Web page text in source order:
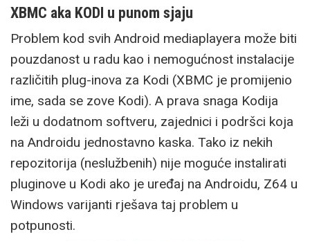
XBMC aka KODI u punom sjaju
Problem kod svih Android mediaplayera može biti
pouzdanost u radu kao i nemogućnost instalacije
različitih plug-inova za Kodi (XBMC je promijenio
ime, sada se zove Kodi). A prava snaga Kodija
leži u dodatnom softveru, zajednici i podršci koja
na Androidu jednostavno kaska. Tako iz nekih
repozitorija (neslužbenih) nije moguće instalirati
pluginove u Kodi ako je uređaj na Androidu, Z64 u
Windows varijanti rješava taj problem u
potpunosti.